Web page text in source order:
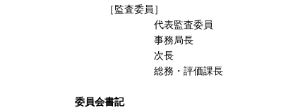
［監査委員］
代表監査委
事務局長
次長 川
総務・評価
その他
委員会書記